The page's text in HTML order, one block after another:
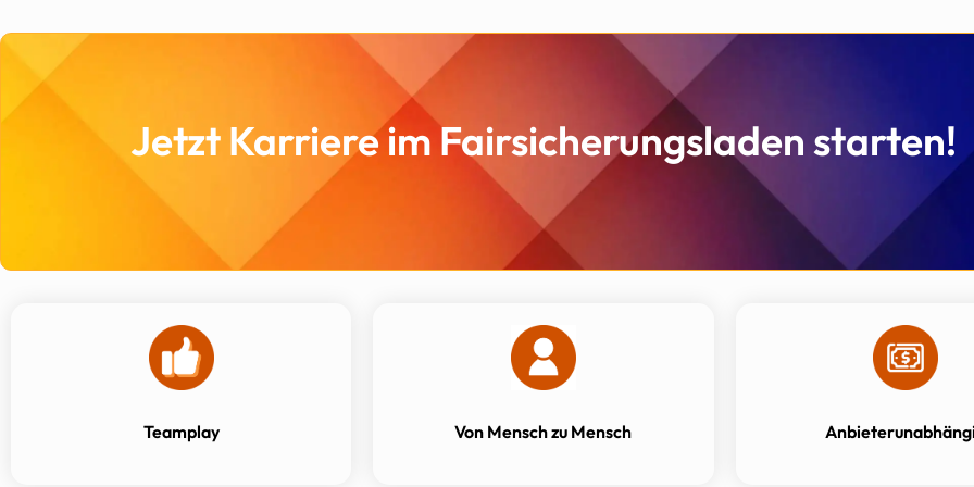
Jetzt Karriere im Fairsicherungsladen starten!
Teamplay Von Mensch zu Mensch